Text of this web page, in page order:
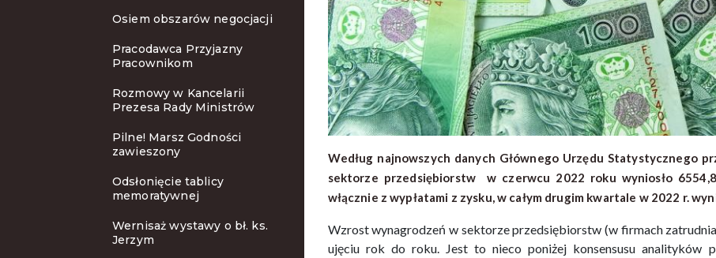
Osiem obszarów negocjacji
Pracodawca Przyjazny
Pracownikom
Rozmowy w Kancelarii
Prezesa Rady Ministrów
Pilne! Marsz Godności
zawieszony
Odsłonięcie tablicy
memoratywnej
Wernisaż wystawy o bł. ks.
Jerzym
Według najnowszych danych Głównego Urzędu Statystycznego
sektorze przedsiębiorstw w czerwcu 2022 roku wyniosło
włącznie z wypłatami z zysku, w całym drugim kwartale w 2022 r.
Wzrost wynagrodzeń w sektorze przedsiębiorstw (w firmach
ujęciu rok do roku. Jest to nieco poniżej konsensusu analityków